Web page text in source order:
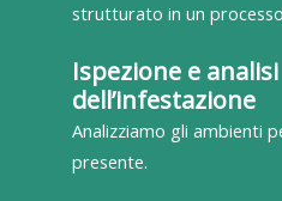
strutturato in un
Ispezione e analisi
dell’infestazione
Analizziamo gli ambienti
presente.